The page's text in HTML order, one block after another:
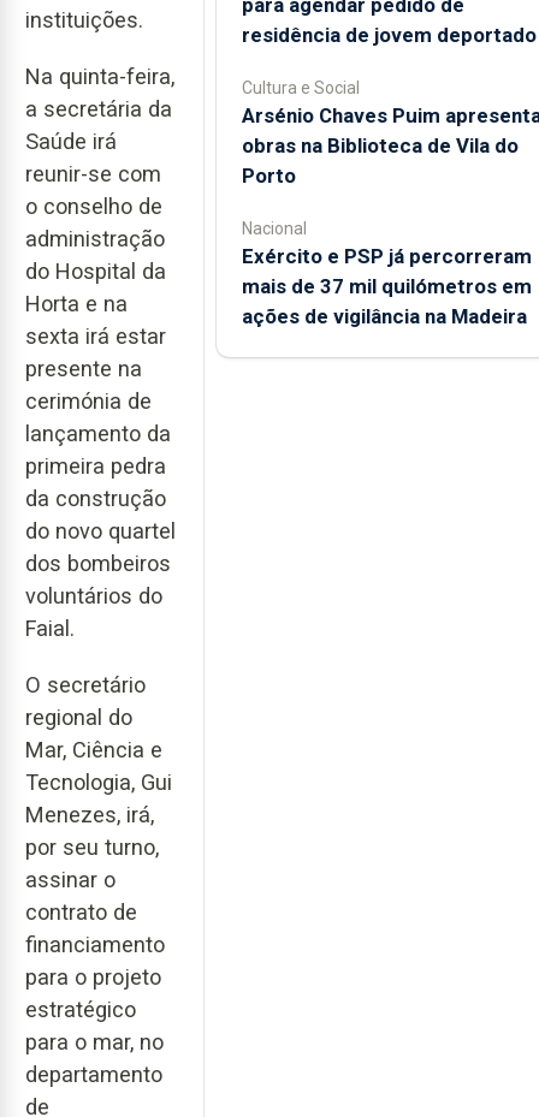
instituições.
Na quinta-feira,
a secretária da
Saúde irá
reunir-se com
o conselho de
administração
do Hospital da
Horta e na
sexta irá estar
presente na
cerimónia de
lançamento da
primeira pedra
da construção
do novo quartel
dos bombeiros
voluntários do
Faial.
O secretário
regional do
Mar, Ciência e
Tecnologia, Gui
Menezes, irá,
por seu turno,
assinar o
contrato de
financiamento
para o projeto
estratégico
para o mar, no
departamento
de
residência de jovem deportado
Cultura e Social
Arsénio Chaves Puim
obras na Biblioteca de Vila do
Porto
Nacional
Exército e PSP já percorreram
mais de 37 mil quilómetros em
ações de vigilância na Madeira